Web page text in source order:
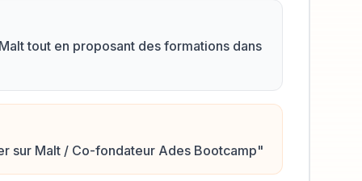
tout en proposant des formations dans
sur Malt / Co-fondateur Ades Bootcamp"